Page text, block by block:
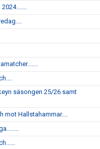
säsongen 25/26 samt
mot Hallstahammar....